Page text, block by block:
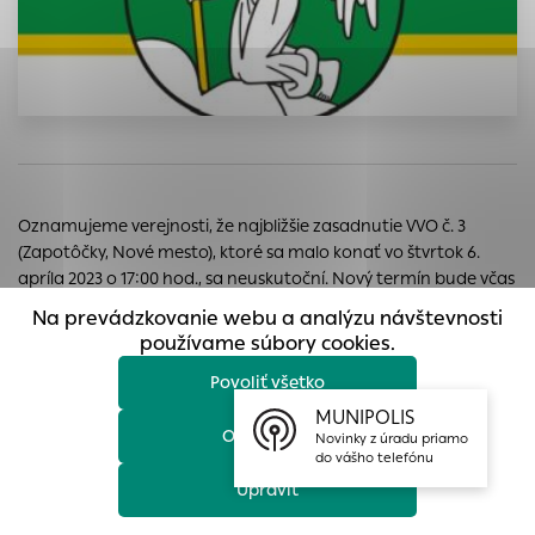
Oznamujeme verejnosti, že najbližšie zasadnutie VVO č. 3
(Zapotôčky, Nové mesto), ktoré sa malo konať vo štvrtok 6.
apríla 2023 o 17:00 hod., sa neuskutoční. Nový termín bude včas
Ďalšie aktuality
Na prevádzkovanie webu a analýzu návštevnosti
používame súbory cookies.
Povoliť všetko
Odmietnuť
Upraviť
prístup k zabezpečeným oblastiam webovej stránky. Bez
týchto súborov cookie nemôže web správne fungovať.
Analytické cookies
Analytické cookies pomáhajú prevádzkovateľovi stránok
možné ich spojiť s konkrétnou osobou.
Povoliť všetko
Uložiť nastavenia
Viac informácií
MUNIPOLIS
Novinky z úradu priamo
do vášho telefónu